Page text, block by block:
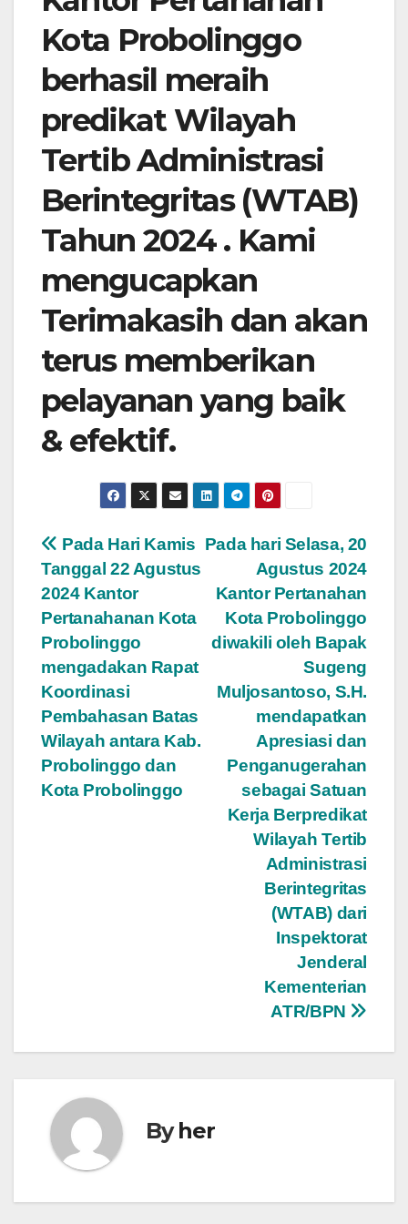
Kota Probolinggo
berhasil meraih
predikat Wilayah
Tertib Administrasi
Berintegritas (WTAB)
Tahun 2024 . Kami
mengucapkan
Terimakasih dan akan
terus memberikan
pelayanan yang baik
& efektif.
Post
navigation
Pada hari Selasa, 20
Agustus 2024
Kantor Pertanahan
Kota Probolinggo
diwakili oleh Bapak
Sugeng
Muljosantoso, S.H.
mendapatkan
Apresiasi dan
Penganugerahan
sebagai Satuan
Kerja Berpredikat
Wilayah Tertib
Administrasi
Berintegritas
(WTAB) dari
Inspektorat
Jenderal
Kementerian
ATR/BPN
Pada Hari Kamis
Tanggal 22 Agustus
2024 Kantor
Pertanahanan Kota
Probolinggo
mengadakan Rapat
Koordinasi
Pembahasan Batas
Wilayah antara Kab.
Probolinggo dan
Kota Probolinggo
Byher